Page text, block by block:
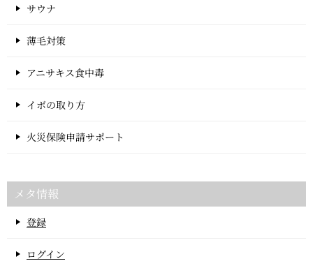
サウナ
薄毛対策
アニサキス食中毒
イボの取り方
火災保険申請サポート
メタ情報
登録
ログイン